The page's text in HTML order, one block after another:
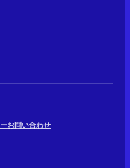
お問い合わせ